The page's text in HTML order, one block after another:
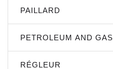
PAILLARD
PETROLEUM AND GAS
RÉGLEUR